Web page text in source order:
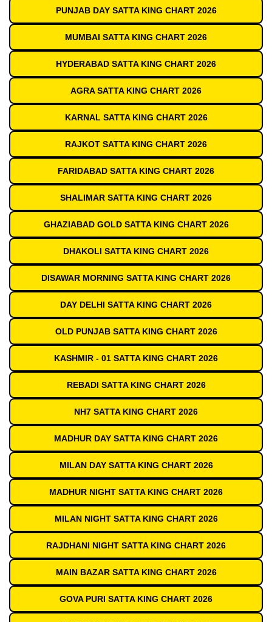
PUNJAB DAY SATTA KING CHART 2026
MUMBAI SATTA KING CHART 2026
HYDERABAD SATTA KING CHART 2026
AGRA SATTA KING CHART 2026
KARNAL SATTA KING CHART 2026
RAJKOT SATTA KING CHART 2026
FARIDABAD SATTA KING CHART 2026
SHALIMAR SATTA KING CHART 2026
GHAZIABAD GOLD SATTA KING CHART 2026
DHAKOLI SATTA KING CHART 2026
DISAWAR MORNING SATTA KING CHART 2026
DAY DELHI SATTA KING CHART 2026
OLD PUNJAB SATTA KING CHART 2026
KASHMIR - 01 SATTA KING CHART 2026
REBADI SATTA KING CHART 2026
NH7 SATTA KING CHART 2026
MADHUR DAY SATTA KING CHART 2026
MILAN DAY SATTA KING CHART 2026
MADHUR NIGHT SATTA KING CHART 2026
MILAN NIGHT SATTA KING CHART 2026
RAJDHANI NIGHT SATTA KING CHART 2026
MAIN BAZAR SATTA KING CHART 2026
GOVA PURI SATTA KING CHART 2026